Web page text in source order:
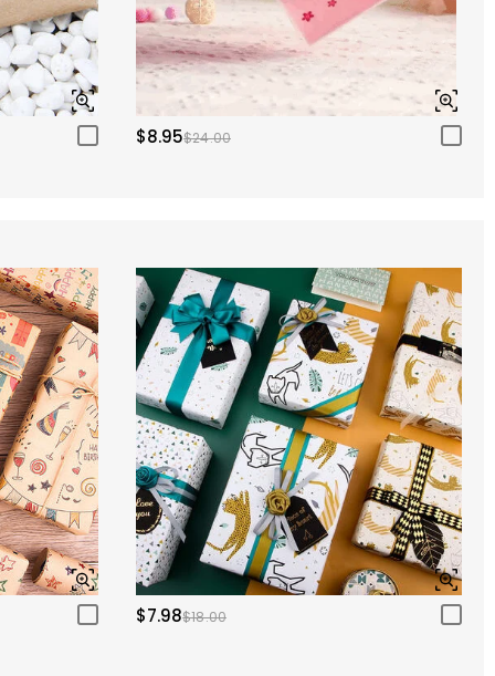
$8.95$24.00
$7.98$18.00